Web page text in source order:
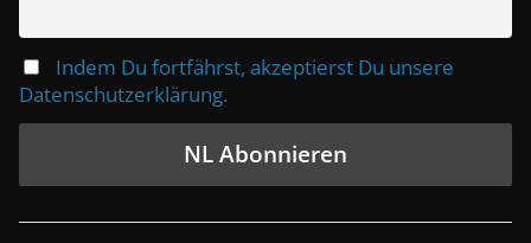
Indem Du fortfährst, akzeptierst Du unsere
Datenschutzerklärung.